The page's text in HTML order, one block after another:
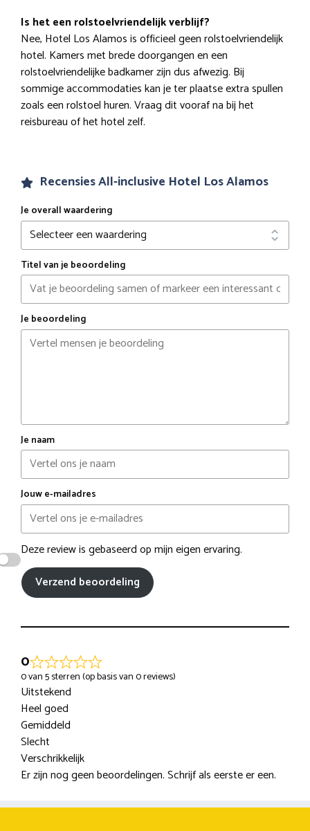
Is het een rolstoelvriendelijk verblijf?
Nee, Hotel Los Alamos is officieel geen rolstoelvriendelijk
hotel. Kamers met brede doorgangen en een
rolstoelvriendelijke badkamer zijn dus afwezig. Bij
sommige accommodaties kan je ter plaatse extra spullen
zoals een rolstoel huren. Vraag dit vooraf na bij het
reisbureau of het hotel zelf.
Recensies All-inclusive Hotel Los Alamos
Je overall waardering
Titel van je beoordeling
Je beoordeling
Je naam
Jouw e-mailadres
Deze review is gebaseerd op mijn eigen ervaring.
Verzend beoordeling
0
0 van 5 sterren (op basis van 0 reviews)
Uitstekend
Heel goed
Gemiddeld
Slecht
Verschrikkelijk
Er zijn nog geen beoordelingen. Schrijf als eerste er een.